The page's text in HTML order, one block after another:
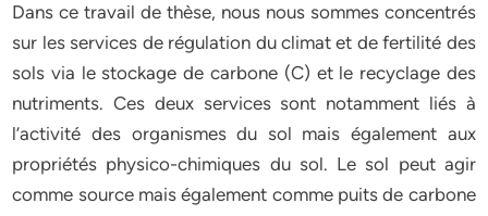
Dans ce travail de thèse, nous nous sommes concentrés
sur les services de régulation du climat et de fertilité des
sols via le stockage de carbone (C) et le recyclage des
nutriments. Ces deux services sont notamment liés à
l’activité des organismes du sol mais également aux
propriétés physico-chimiques du sol. Le sol peut agir
comme source mais également comme puits de carbone